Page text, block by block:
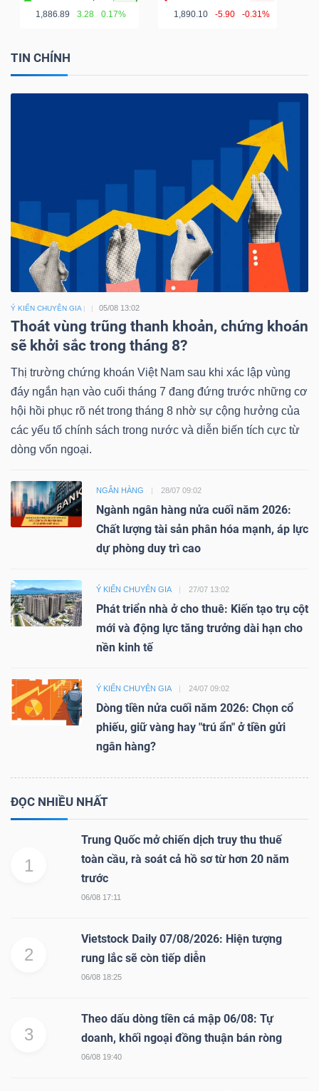
1,886.89 3.28 0.17% 1,890.10 -5.90 -0.31%
TIN CHÍNH
Ý KIẾN CHUYÊN GIA 05/08 13:02
Thoát vùng trũng thanh khoản, chứng khoán
sẽ khởi sắc trong tháng 8?
Thị trường chứng khoán Việt Nam sau khi xác lập vùng
đáy ngắn hạn vào cuối tháng 7 đang đứng trước những cơ
hội hồi phục rõ nét trong tháng 8 nhờ sự cộng hưởng của
các yếu tố chính sách trong nước và diễn biến tích cực từ
dòng vốn ngoại.
NGÂN HÀNG 28/07 09:02
Ngành ngân hàng nửa cuối năm 2026:
Chất lượng tài sản phân hóa mạnh, áp lực
dự phòng duy trì cao
Ý KIẾN CHUYÊN GIA 27/07 13:02
Phát triển nhà ở cho thuê: Kiến tạo trụ cột
mới và động lực tăng trưởng dài hạn cho
nền kinh tế
Ý KIẾN CHUYÊN GIA 24/07 09:02
Dòng tiền nửa cuối năm 2026: Chọn cổ
phiếu, giữ vàng hay "trú ẩn" ở tiền gửi
ngân hàng?
ĐỌC NHIỀU NHẤT
1
Trung Quốc mở chiến dịch truy thu thuế
toàn cầu, rà soát cả hồ sơ từ hơn 20 năm
trước
06/08 17:11
2
Vietstock Daily 07/08/2026: Hiện tượng
rung lắc sẽ còn tiếp diễn
06/08 18:25
3
Theo dấu dòng tiền cá mập 06/08: Tự
doanh, khối ngoại đồng thuận bán ròng
06/08 19:40